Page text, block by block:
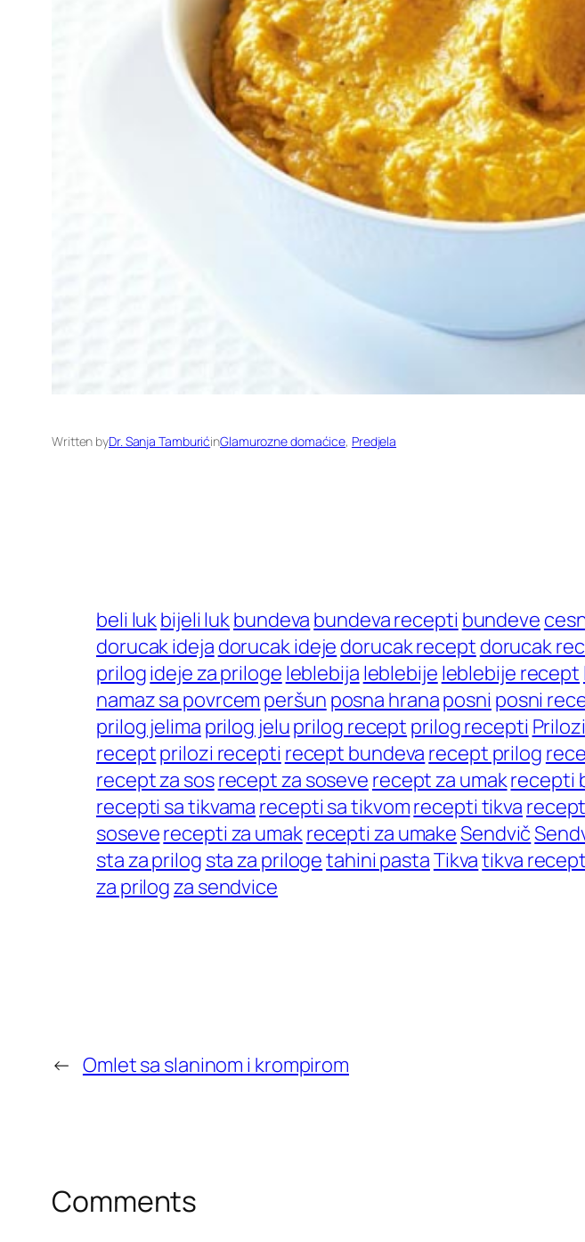
Written byDr. Sanja TamburićinGlamurozne domaćice, Predjela
beli lukbijeli lukbundeva bundeva recepti bundeve
dorucak ideja dorucak ideje dorucak recept dorucak
prilogideje za priloge leblebija leblebije leblebije recept
namaz sa povrcem peršun posna hranaposni posni
prilog jelima prilog jeluprilog recept prilog recepti Prilozi
receptprilozi recepti recept bundeva recept prilog
recept za sosrecept za soseve recept za umakrecepti
recepti sa tikvama recepti sa tikvomrecepti tikva
soseverecepti za umakrecepti za umakeSendvič
sta za prilog sta za prilogetahini pastaTikvatikva
za prilogza sendvice
← Omlet sa slaninom i krompirom
Comments